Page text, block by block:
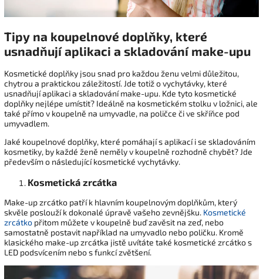
Tipy na koupelnové doplňky, které
usnadňují aplikaci a skladování make-upu
Kosmetické doplňky jsou snad pro každou ženu velmi důležitou,
chytrou a praktickou záležitostí. Jde totiž o vychytávky, které
usnadňují aplikaci a skladování make-upu. Kde tyto kosmetické
doplňky nejlépe umístit? Ideálně na kosmetickém stolku v ložnici, ale
také přímo v koupelně na umyvadle, na poličce či ve skříňce pod
umyvadlem.
Jaké koupelnové doplňky, které pomáhají s aplikací i se skladováním
kosmetiky, by každé ženě neměly v koupelně rozhodně chybět? Jde
především o následující kosmetické vychytávky.
Kosmetická zrcátka
Make-up zrcátko patří k hlavním koupelnovým doplňkům, který
skvěle poslouží k dokonalé úpravě vašeho zevnějšku. Kosmetické
zrcátko přitom můžete v koupelně buď zavěsit na zeď, nebo
samostatně postavit například na umyvadlo nebo poličku. Kromě
klasického make-up zrcátka jistě uvítáte také kosmetické zrcátko s
LED podsvícením nebo s funkcí zvětšení.